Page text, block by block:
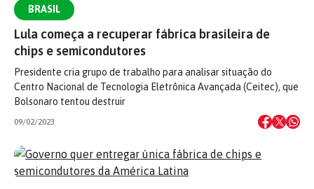
BRASIL
Lula começa a recuperar fábrica brasileira de
chips e semicondutores
Presidente cria grupo de trabalho para analisar situação do
Centro Nacional de Tecnologia Eletrônica Avançada (Ceitec), que
Bolsonaro tentou destruir
09/02/2023